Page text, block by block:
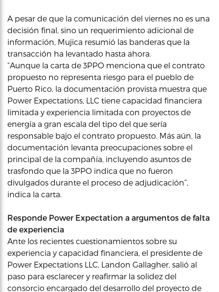
A pesar de que la comunicación del viernes no es una
decisión final, sino un requerimiento adicional de
información, Mujica resumió las banderas que la
transacción ha levantado hasta ahora.
“Aunque la carta de 3PPO menciona que el contrato
propuesto no representa riesgo para el pueblo de
Puerto Rico, la documentación provista muestra que
Power Expectations, LLC tiene capacidad financiera
limitada y experiencia limitada con proyectos de
energía a gran escala del tipo del que sería
responsable bajo el contrato propuesto. Más aún, la
documentación levanta preocupaciones sobre el
principal de la compañía, incluyendo asuntos de
trasfondo que la 3PPO indica que no fueron
divulgados durante el proceso de adjudicación”,
indica la carta.
Responde Power Expectation a argumentos de falta
de experiencia
Ante los recientes cuestionamientos sobre su
experiencia y capacidad financiera, el presidente de
Power Expectations LLC, Landon Gallagher, salió al
paso para esclarecer y reafirmar la solidez del
consorcio encargado del desarrollo del proyecto de